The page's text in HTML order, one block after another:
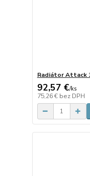
Radiátor Attack
92,57 €/ks
75,26 € bez DPH